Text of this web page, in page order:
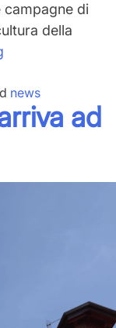
campagne di
della
Ducati
per
sicurezza
news
ad